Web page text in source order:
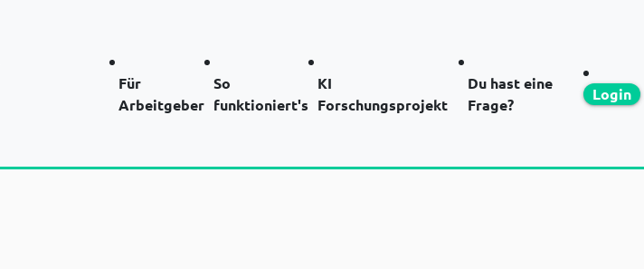
Für
Arbeitgeber
So
funktioniert's
KI
Forschungsprojekt
Du hast eine
Frage?
Login